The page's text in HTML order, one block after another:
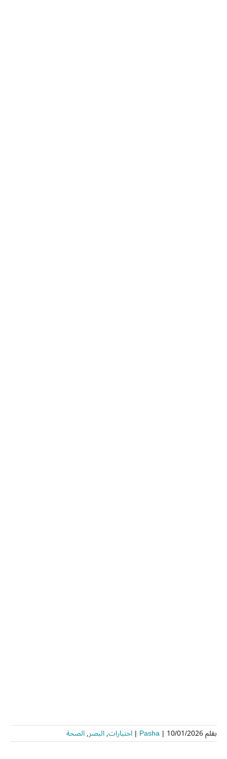
بقلم Pasha | 10/01/2026
| اختبارات,البصر,الصحة